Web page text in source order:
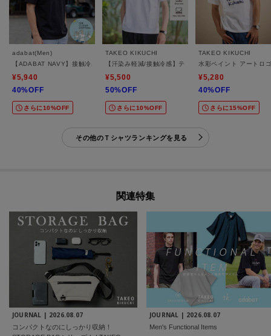
adabat(Men)
【ADABAT NAVY】接触冷感/抗菌防臭/消臭 アイスクリアコットン半袖ロゴT
¥5,940
40%OFF
さらに10%OFF
TAKEO KIKUCHI
【汗染み軽減/接触冷感】テーラード Tシャツ
¥5,500
50%OFF
さらに10%OFF
TAKEO KIKUCHI
水彩ペイント アートロ
¥5,280
40%OFF
さらに15%OFF
その他のＴシャツランキングを見る
関連特集
JOURNAL | 2026.08.07
コンパクトなのにしっかり収納！
JOURNAL | 2026.08.07
Men's Functional Items